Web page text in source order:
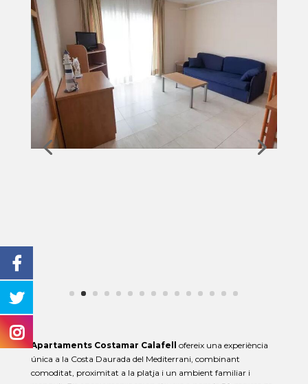
Apartaments Costamar Calafell
ofereix una experiència
única a la Costa Daurada del Mediterrani, combinant
comoditat, proximitat a la platja i un ambient familiar i